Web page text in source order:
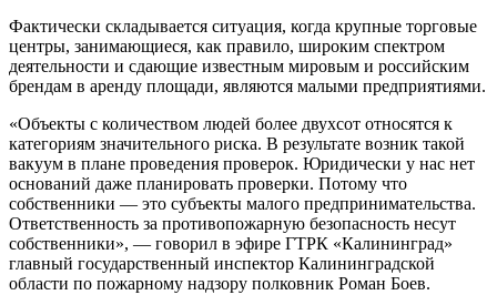
Фактически складывается ситуация, когда крупные торговые
центры, занимающиеся, как правило, широким спектром
деятельности и сдающие известным мировым и российским
брендам в аренду площади, являются малыми предприятиями.
«Объекты с количеством людей более двухсот относятся к
категориям значительного риска. В результате возник такой
вакуум в плане проведения проверок. Юридически у нас нет
оснований даже планировать проверки. Потому что
собственники — это субъекты малого предпринимательства.
Ответственность за противопожарную безопасность несут
собственники», — говорил в эфире ГТРК «Калининград»
главный государственный инспектор Калининградской
области по пожарному надзору полковник Роман Боев.